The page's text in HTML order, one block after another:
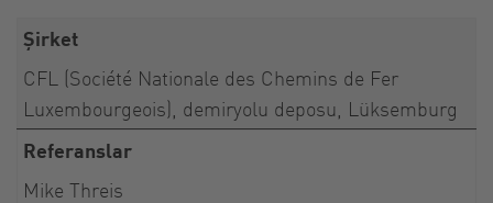
Şirket
CFL (Société Nationale des Chemins de Fer
Luxembourgeois), demiryolu deposu, Lüksemburg
Referanslar
Mike Threis